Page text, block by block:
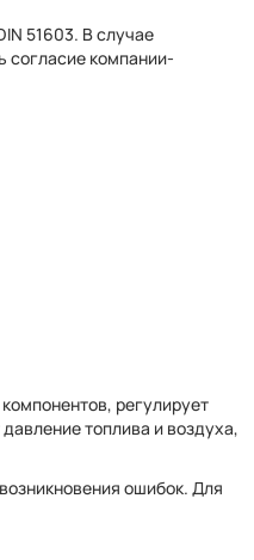
51603. В случае
согласие компании-
регулирует
топлива и воздуха,
ошибок. Для